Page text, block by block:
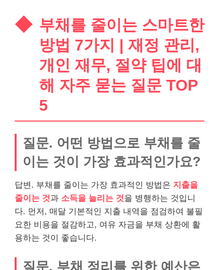
부채를 줄이는 스마트한
방법 7가지 | 재정 관리,
개인 재무, 절약 팁에 대
해 자주 묻는 질문 TOP
5
질문. 어떤 방법으로 부채를 줄
이는 것이 가장 효과적인가요?
답변. 부채를 줄이는 가장 효과적인 방법은 지출을
줄이는 것과 소득을 늘리는 것을 병행하는 것입니
다. 먼저, 매달 기본적인 지출 내역을 점검하여 불필
요한 비용을 절감하고, 여유 자금을 부채 상환에 활
용하는 것이 좋습니다.
질문. 부채 정리를 위한 예산은